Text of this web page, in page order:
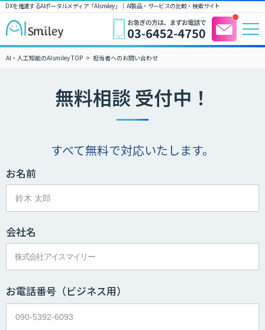
DXを推進するAIポータルメディア「AIsmiley」｜ AI製品・サービスの比較・検索サイト
AI・人工知能のAIsmiley TOP 担当者へのお問い合わせ
無料相談 受付中！
すべて無料で対応いたします。
お名前
会社名
お電話番号 （ビジネス用）